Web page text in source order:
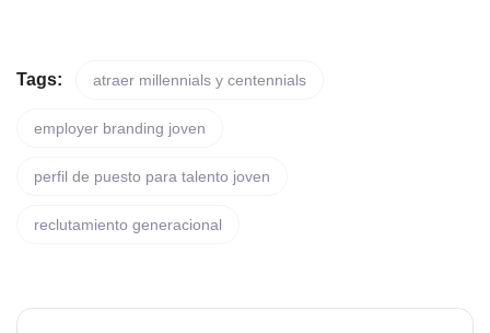
Tags: atraer millennials y centennials
employer branding joven
perfil de puesto para talento joven
reclutamiento generacional